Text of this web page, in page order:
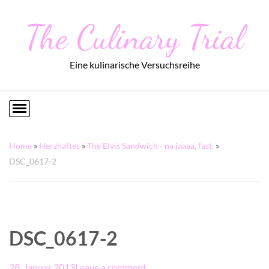
The Culinary Trial
Eine kulinarische Versuchsreihe
Home » Herzhaftes »The Elvis Sandwich - na jaaaa, fast. »
DSC_0617-2
DSC_0617-2